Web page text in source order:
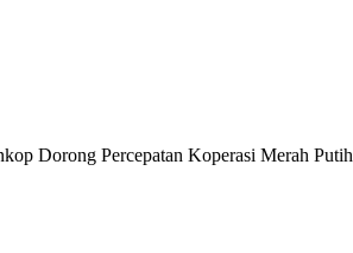
Dorong Percepatan Koperasi Merah Putih